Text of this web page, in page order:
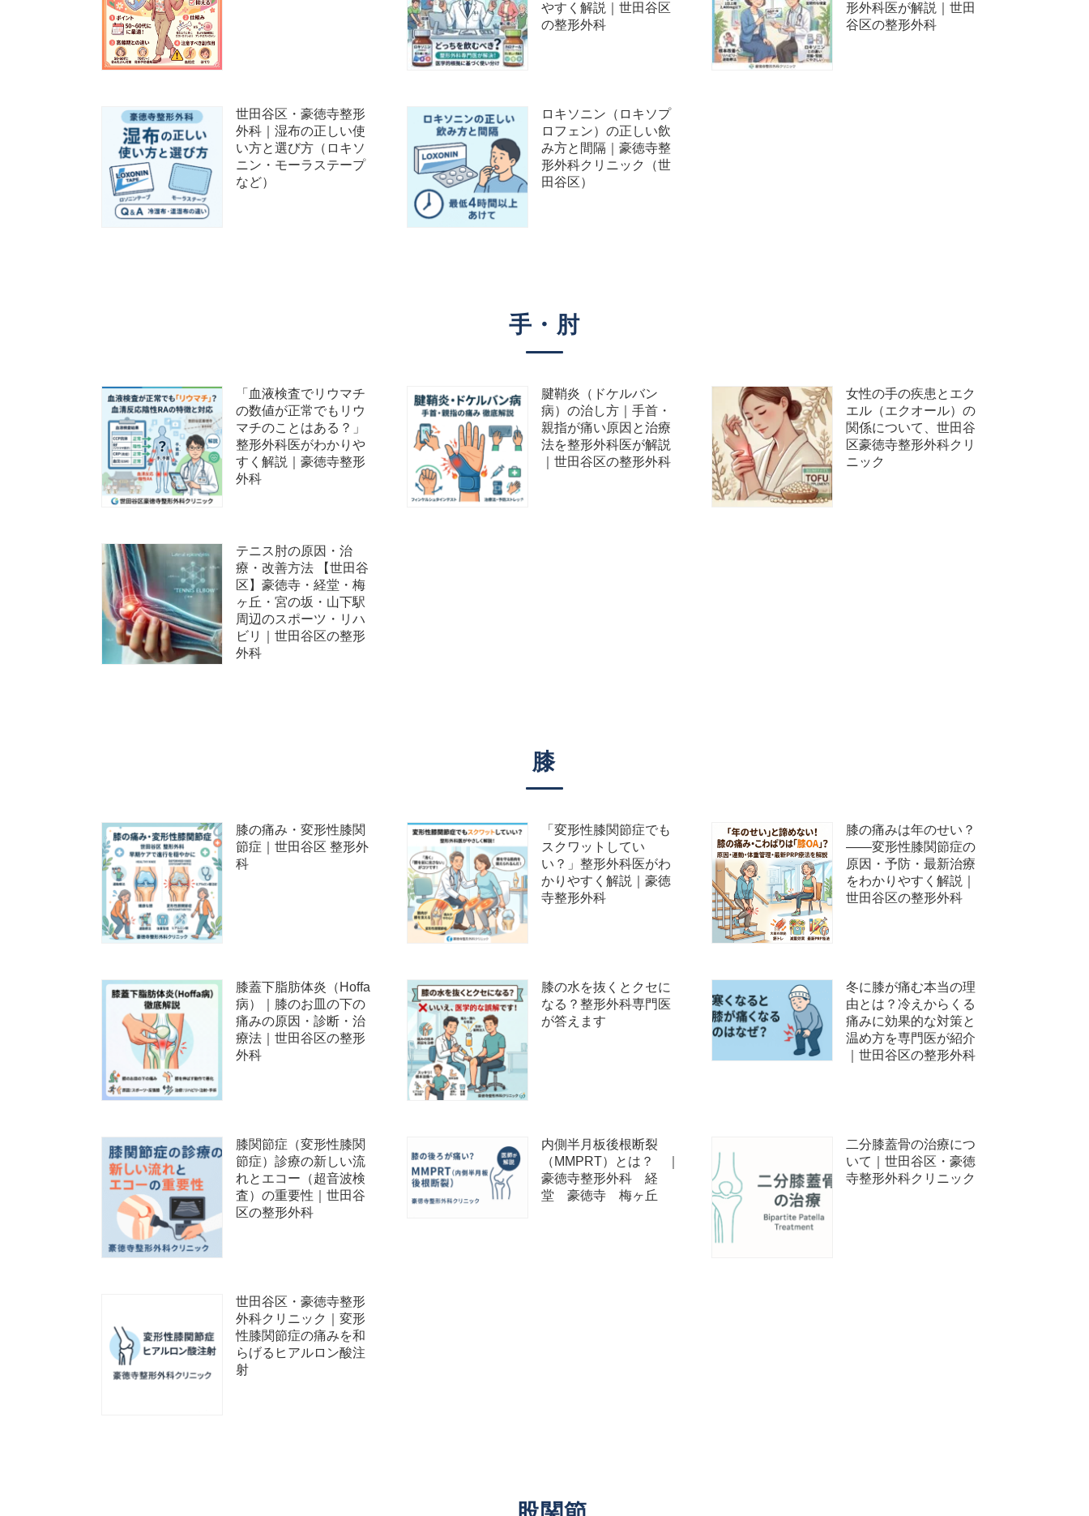
やすく解説｜世田谷区
の整形外科
形外科医が解説｜世田
谷区の整形外科
世田谷区・豪徳寺整形
外科｜湿布の正しい使
い方と選び方（ロキソ
ニン・モーラステープ
など）
ロキソニン（ロキソプ
ロフェン）の正しい飲
み方と間隔｜豪徳寺整
形外科クリニック（世
田谷区）
手・ 肘
「血液検査でリウマチ
の数値が正常でもリウ
マチのことはある？」
整形外科医がわかりや
すく解説｜豪徳寺整形
外科
腱鞘炎（ドケルバン
病）の治し方｜手首・
親指が痛い原因と治療
法を整形外科医が解説
｜世田谷区の整形外科
女性の手の疾患とエク
エル（エクオール）の
関係について、世田谷
区豪徳寺整形外科クリ
ニック
テニス肘の原因・治
療・改善方法 【世田谷
区】豪徳寺・経堂・梅
ヶ丘・宮の坂・山下駅
周辺のスポーツ・リハ
ビリ｜世田谷区の整形
外科
膝
膝の痛み・変形性膝関
節症｜世田谷区 整形外
科
「変形性膝関節症でも
スクワットしてい
い？」整形外科医がわ
かりやすく解説｜豪徳
寺整形外科
膝の痛みは年のせい？
——変形性膝関節症の
原因・予防・最新治療
をわかりやすく解説｜
世田谷区の整形外科
膝蓋下脂肪体炎（Hoffa
病）｜膝のお皿の下の
痛みの原因・診断・治
療法｜世田谷区の整形
外科
膝の水を抜くとクセに
なる？整形外科専門医
が答えます
冬に膝が痛む本当の理
由とは？冷えからくる
痛みに効果的な対策と
温め方を専門医が紹介
｜世田谷区の整形外科
膝関節症（変形性膝関
節症）診療の新しい流
れとエコー（超音波検
査）の重要性｜世田谷
区の整形外科
内側半月板後根断裂
（MMPRT）とは？ ｜
豪徳寺整形外科 経
堂 豪徳寺 梅ヶ丘
二分膝蓋骨の治療につ
いて｜世田谷区・豪徳
寺整形外科クリニック
世田谷区・豪徳寺整形
外科クリニック｜変形
性膝関節症の痛みを和
らげるヒアルロン酸注
射